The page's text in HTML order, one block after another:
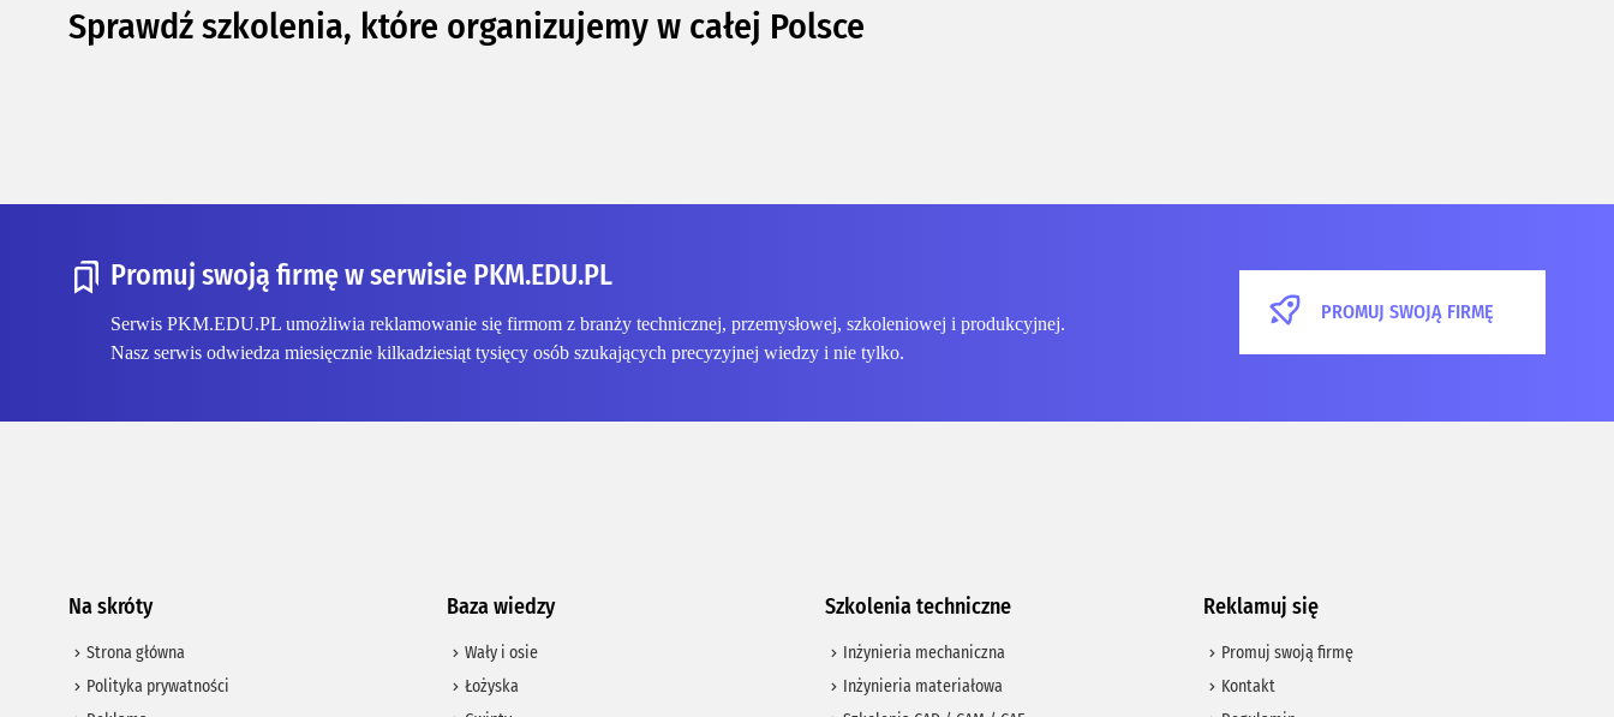
Sprawdź szkolenia, które organizujemy w całej Polsce
Promuj swoją firmę w serwisie PKM.EDU.PL
Serwis PKM.EDU.PL umożliwia reklamowanie się firmom z branży technicznej, przemysłowej, szkoleniowej i produkcyjnej.
Nasz serwis odwiedza miesięcznie kilkadziesiąt tysięcy osób szukających precyzyjnej wiedzy i nie tylko.
PROMUJ SWOJĄ FIRMĘ
Na skróty
Strona główna
Polityka prywatności
Baza wiedzy
Wały i osie
Łożyska
Szkolenia techniczne
Inżynieria mechaniczna
Inżynieria materiałowa
Reklamuj się
Promuj swoją firmę
Kontakt